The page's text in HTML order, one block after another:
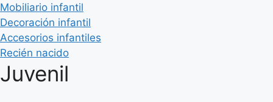
Mobiliario infantil
Decoración infantil
Accesorios infantiles
Recién nacido
Juvenil